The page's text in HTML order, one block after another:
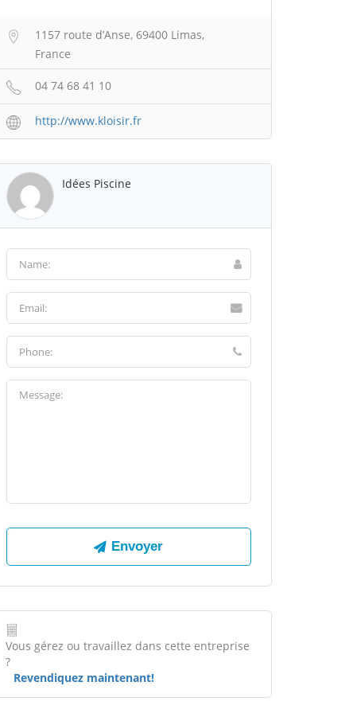
1157 route d’Anse, 69400 Limas,
France
04 74 68 41 10
http://www.kloisir.fr
Idées Piscine
Vous gérez ou travaillez dans cette entreprise
?
Revendiquez maintenant!